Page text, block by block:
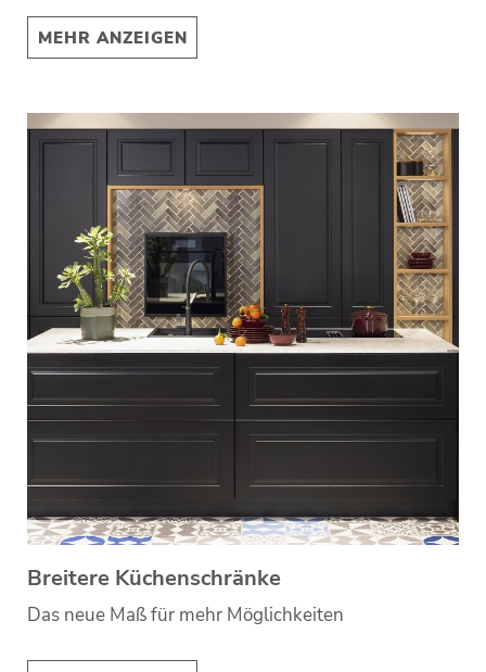
MEHR ANZEIGEN
Breitere Küchenschränke
Das neue Maß für mehr Möglichkeiten